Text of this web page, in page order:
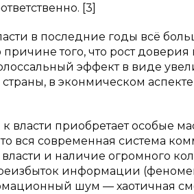
[3]
в последние годы всё
того, что рост
эффект в виде
страны, в эконмическом
власти приобретает особые
вся современная система
и наличие огромного
информации
шум — хаотичная